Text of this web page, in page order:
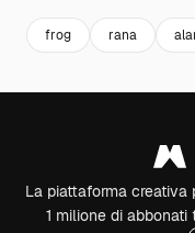
frog rana
La piattaforma creativa
1 milione di abbonati